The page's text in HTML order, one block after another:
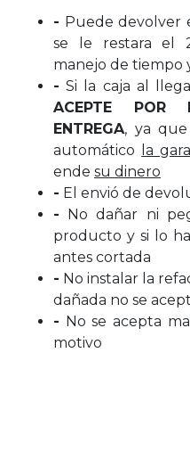
- Puede devolver
se le restara el
manejo de tiempo
- Si la caja al
ACEPTE POR
ENTREGA, ya
automático
la
ende su dinero
- El envió de
- No dañar ni
producto y si lo
antes cortada
- No instalar la
dañada no se
- No se acepta
motivo